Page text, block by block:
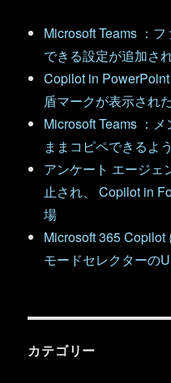
Microsoft Teams ：
できる設定が追加さ
Copilot in
盾マークが表示された
Microsoft Teams ：
ままコピペできるよ
アンケート エージェ
止され、 Copilot in
場
Microsoft 365 Copilot
モードセレクターの
カテゴリー